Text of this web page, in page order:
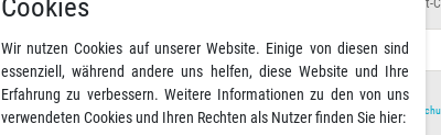
Zahlungsarten
Warenkorb
Sonderaktionen sowie exklusive
Hiermit bestätige ich, dass ich die
Cookies
Wir nutzen Cookies auf unserer Website. Einige von diesen sind
essenziell, während andere uns helfen, diese Website und Ihre
Erfahrung zu verbessern. Weitere Informationen zu den von uns
verwendeten Cookies und Ihren Rechten als Nutzer finden Sie hier: